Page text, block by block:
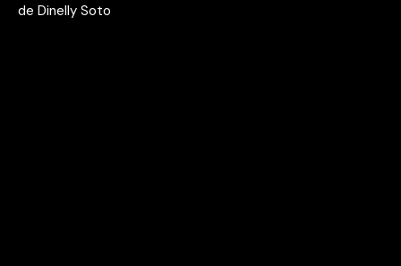
de Dinelly Soto